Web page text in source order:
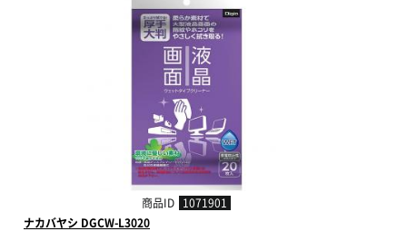
商品ID 1071901
ナカバヤシ DGCW-L3020